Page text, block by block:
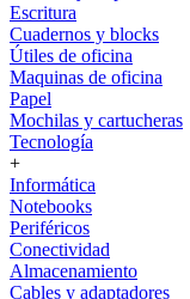
Escritura
Cuadernos y blocks
Útiles de oficina
Maquinas de oficina
Papel
Mochilas y cartucheras
Tecnología
+
Informática
Notebooks
Periféricos
Conectividad
Almacenamiento
Cables y adaptadores